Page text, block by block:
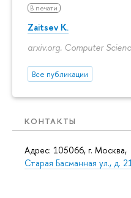
В печати
Zaitsev K.
arxiv.org. Computer
Все публикации
КОНТАКТЫ
Адрес: 105066, г. Москва,
Старая Басманная ул., д.